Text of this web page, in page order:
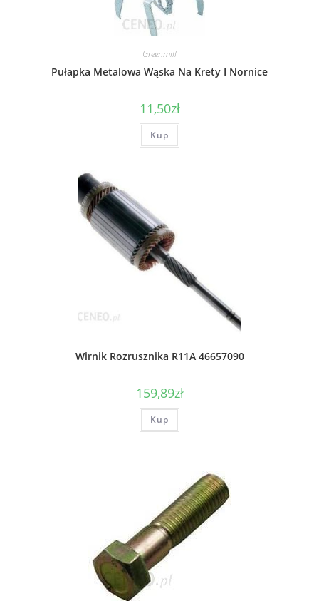
Greenmill
Pułapka Metalowa Wąska Na Krety I Nornice
11,50zł
Kup
Wirnik Rozrusznika R11A 46657090
159,89zł
Kup